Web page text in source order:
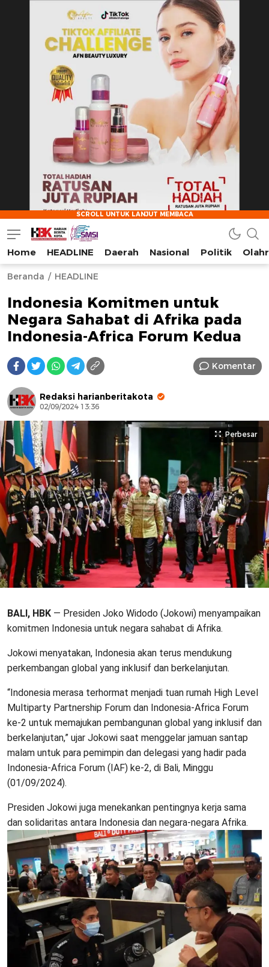
HarianBeritaKota
Mengabarkan Setiap Detil, Sudut, dan Cerita Kota
Home HEADLINE Daerah Nasional Politik
Beranda HEADLINE
Indonesia Komitmen untuk
Negara Sahabat di Afrika pada
Indonesia-Africa Forum Kedua
Komentar
Redaksi harianberitakota
02/09/2024 13:36
Perbesar
BALI, HBK — Presiden Joko Widodo (Jokowi) menyampaikan
komitmen Indonesia untuk negara sahabat di Afrika.
Jokowi menyatakan, Indonesia akan terus mendukung
perkembangan global yang inklusif dan berkelanjutan.
“Indonesia merasa terhormat menjadi tuan rumah High Level
Multiparty Partnership Forum dan Indonesia-Africa Forum
ke-2 untuk memajukan pembangunan global yang inklusif dan
berkelanjutan,” ujar Jokowi saat menggelar jamuan santap
malam untuk para pemimpin dan delegasi yang hadir pada
Indonesia-Africa Forum (IAF) ke-2, di Bali, Minggu
(01/09/2024).
Presiden Jokowi juga menekankan pentingnya kerja sama
dan solidaritas antara Indonesia dan negara-negara Afrika.